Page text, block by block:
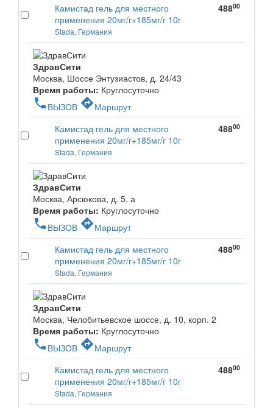
Камистад гель для местного
применения 20мг/г+185мг/г 10г
Stada, Германия
48800
ЗдравСити
Москва, Шоссе Энтузиастов, д. 24/43
Время работы: Круглосуточно
phone ВЫЗОВ directionsМаршрут
Камистад гель для местного
применения 20мг/г+185мг/г 10г
Stada, Германия
48800
ЗдравСити
Москва, Арсюкова, д. 5, а
Время работы: Круглосуточно
phone ВЫЗОВ directionsМаршрут
Камистад гель для местного
применения 20мг/г+185мг/г 10г
Stada, Германия
48800
ЗдравСити
Москва, Челобитьевское шоссе, д. 10, корп. 2
Время работы: Круглосуточно
phone ВЫЗОВ directionsМаршрут
Камистад гель для местного
применения 20мг/г+185мг/г 10г
Stada, Германия
48800